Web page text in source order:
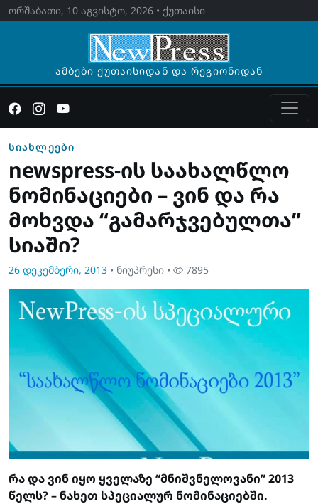
ორშაბათი, 10 აგვისტო, 2026 • ქუთაისი
ამბები ქუთაისიდან და რეგიონიდან
სიახლეები
newspress-ის საახალწლო
ნომინაციები – ვინ და რა
მოხვდა “გამარჯვებულთა”
სიაში?
26 დეკემბერი, 2013 • ნიუპრესი • 7895
რა და ვინ იყო ყველაზე “მნიშვნელოვანი” 2013
წელს? – ნახეთ სპეციალურ ნომინაციებში.